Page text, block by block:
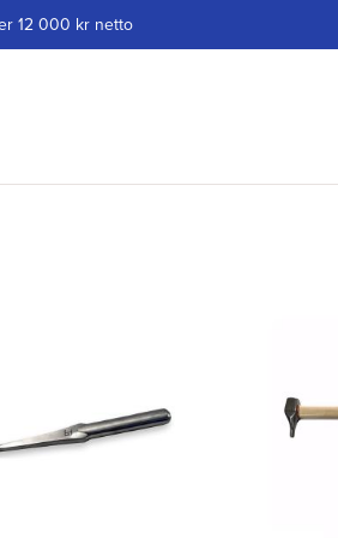
12 000 kr netto